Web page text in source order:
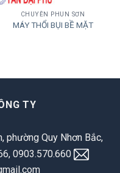
CHUYỀN PHUN SƠN
MÁY THỔI BỤI BỀ MẶT
TY
phường Quy Nhơn Bắc,
0903.570.660